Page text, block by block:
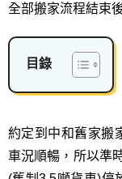
全部搬家流程結束
目錄
約定到中和舊家搬
車況順暢，所以準